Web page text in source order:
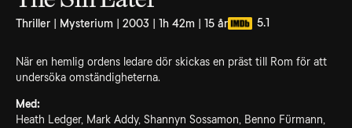
Thriller | Mysterium | 2003 | 1h 42m | 15 år 5.1
När en hemlig ordens ledare dör skickas en präst till Rom för att
undersöka omständigheterna.
Med:
Heath Ledger, Mark Addy, Shannyn Sossamon, Benno Fürmann,